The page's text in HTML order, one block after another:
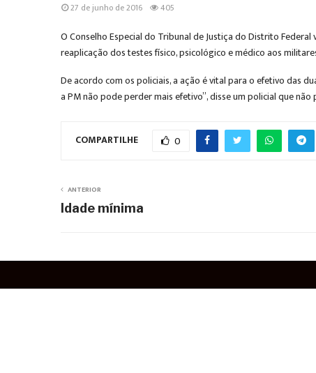
27 de junho de 2016 405
O Conselho Especial do Tribunal de Justiça do Distrito
reaplicação dos testes físico, psicológico e médico aos
De acordo com os policiais, a ação é vital para o efetivo das
a PM não pode perder mais efetivo”, disse um policial que
COMPARTILHE 0
ANTERIOR
Idade mínima